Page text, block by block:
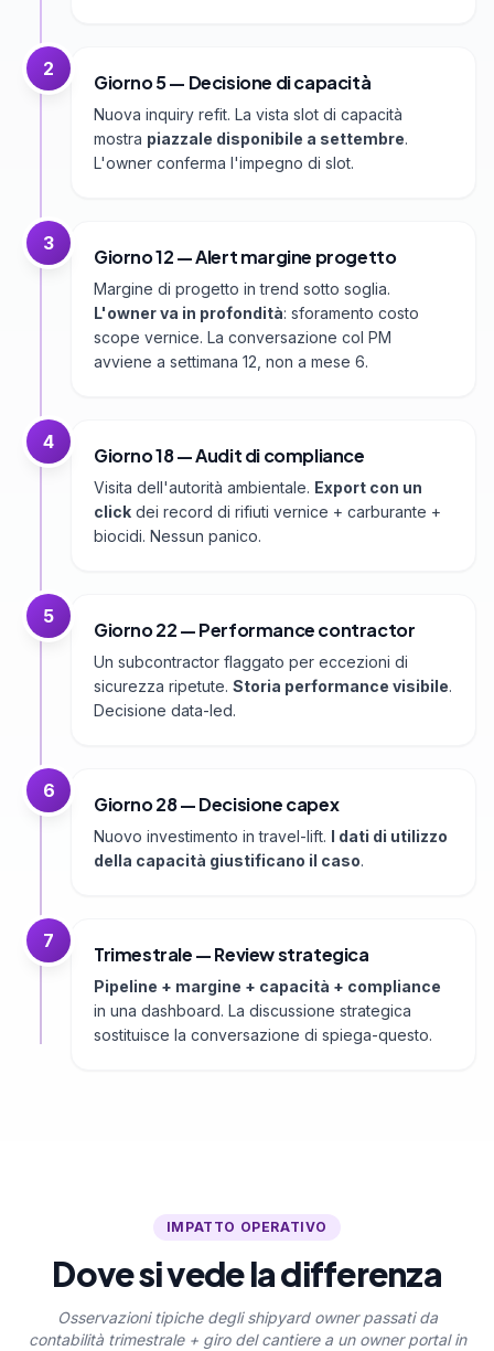
2
Giorno 5 — Decisione di capacità
Nuova inquiry refit. La vista slot di capacità
mostra piazzale disponibile a settembre.
L'owner conferma l'impegno di slot.
3
Giorno 12 — Alert margine progetto
Margine di progetto in trend sotto soglia.
L'owner va in profondità: sforamento costo
scope vernice. La conversazione col PM
avviene a settimana 12, non a mese 6.
4
Giorno 18 — Audit di compliance
Visita dell'autorità ambientale. Export con un
click dei record di rifiuti vernice + carburante +
biocidi. Nessun panico.
5
Giorno 22 — Performance contractor
Un subcontractor flaggato per eccezioni di
sicurezza ripetute. Storia performance visibile.
Decisione data-led.
6
Giorno 28 — Decisione capex
Nuovo investimento in travel-lift. I dati di utilizzo
della capacità giustificano il caso.
7
Trimestrale — Review strategica
Pipeline + margine + capacità + compliance
in una dashboard. La discussione strategica
sostituisce la conversazione di spiega-questo.
IMPATTO OPERATIVO
Dove si vede la differenza
Osservazioni tipiche degli shipyard owner passati da
contabilità trimestrale + giro del cantiere a un owner portal in